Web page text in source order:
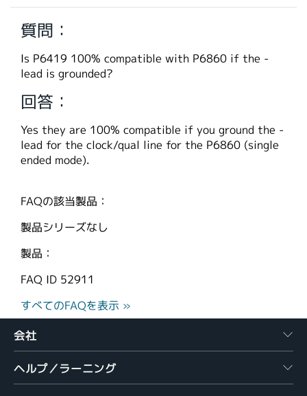
简体中文
韓国語
繁體中文
質問：
Is P6419 100% compatible with P6860 if the -
lead is grounded?
回答：
Yes they are 100% compatible if you ground the -
lead for the clock/qual line for the P6860 (single
ended mode).
FAQの該当製品：
製品シリーズなし
製品：
FAQ ID 52911
すべてのFAQを表示 »
会社
ヘルプ／ラーニング